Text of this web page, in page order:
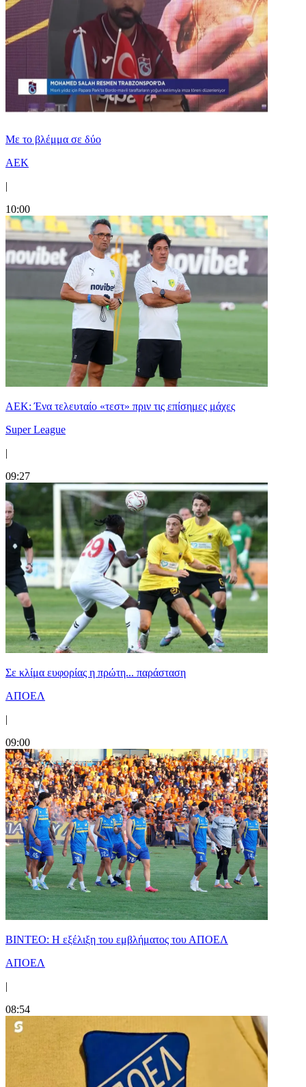
Με το βλέμμα σε δύο
ΑΕΚ
|
10:00
ΑΕΚ: Ένα τελευταίο «τεστ» πριν τις επίσημες μάχες
Super League
|
09:27
Σε κλίμα ευφορίας η πρώτη... παράσταση
ΑΠΟΕΛ
|
09:00
ΒΙΝΤΕΟ: Η εξέλιξη του εμβλήματος του ΑΠΟΕΛ
ΑΠΟΕΛ
|
08:54